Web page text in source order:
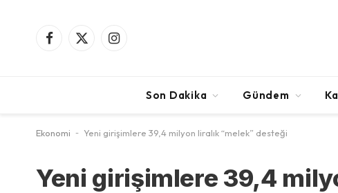
Facebook
X
Instagram
Son Dakika Gündem
Ekonomi - Yeni girişimlere 39,4 milyon liralık “melek” desteği
Yeni girişimlere 39,4